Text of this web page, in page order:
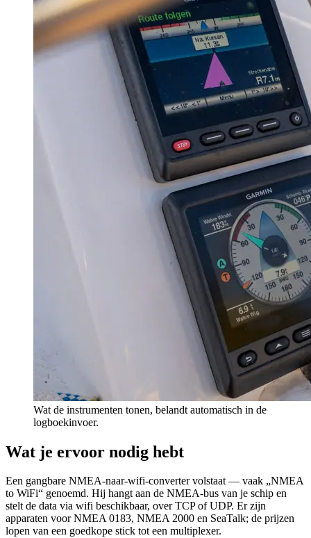
Wat de instrumenten tonen, belandt automatisch in de
logboekinvoer.
Wat je ervoor nodig hebt
Een gangbare NMEA-naar-wifi-converter volstaat — vaak „NMEA
to WiFi“ genoemd. Hij hangt aan de NMEA-bus van je schip en
stelt de data via wifi beschikbaar, over TCP of UDP. Er zijn
apparaten voor NMEA 0183, NMEA 2000 en SeaTalk; de prijzen
lopen van een goedkope stick tot een multiplexer.